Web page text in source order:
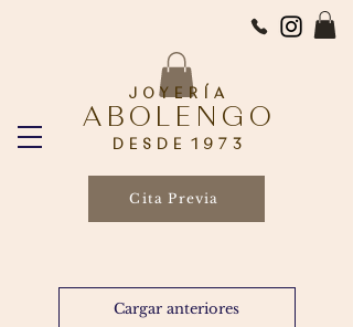
J O Y E R Í A
A B O L E N G O
D E S D E 1 9 7 3
Cita Previa
Cargar anteriores